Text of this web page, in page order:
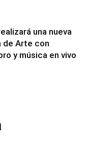
una nueva
de Arte con
y música en vivo